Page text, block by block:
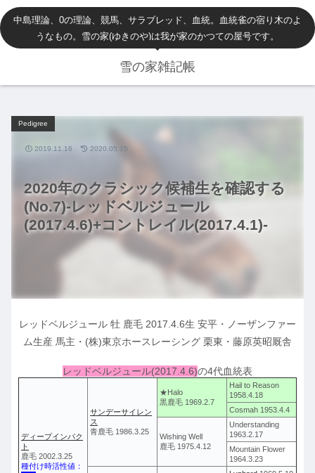
中島理論、0の理論、競馬、サラブレッド、血統。血統雀の宿り木のよ
うなもの。雪の家(ゆきのや)は我が家のかつての屋号です。
雪の家雑記帳
2020年のクラシック候補生を確認する
(No.7)-レッドベルジュール
(2017.4.6)+コントレイル(2017.4.1)-
Pedigree
2019.11.16 2020.05.15
レッドベルジュール 牡 鹿毛 2017.4.6生 安平・ノーザンファー
ム生産 馬主・(株)東京ホースレーシング 栗東・藤原英昭厩舎
レッドベルジュール(2017.4.6)の4代血統表
ディープインパク
ト
鹿毛 2002.3.25
種付け時活性値：
サンデーサイレン
ス
青鹿毛 1986.3.25
★Halo
黒鹿毛 1969.2.7
Hail to Reason
1958.4.18
Cosmah 1953.4.4
Wishing Well
鹿毛 1975.4.12
Understanding
1963.2.17
Mountain Flower
1964.3.23